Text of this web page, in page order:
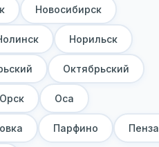
Новосибирск
Норильск
Октябрьский
Орск Оса
Парфино Пенза